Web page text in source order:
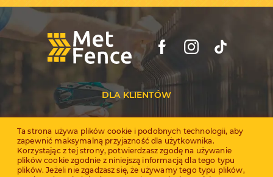
DLA KLIENTÓW
Certyfikaty
Ta strona używa plików cookie i podobnych technologii, aby
zapewnić maksymalną przyjazność dla użytkownika.
Korzystając z tej strony, potwierdzasz zgodę na używanie
plików cookie zgodnie z niniejszą informacją dla tego typu
plików. Jeżeli nie zgadzasz się, że używamy tego typu plików,